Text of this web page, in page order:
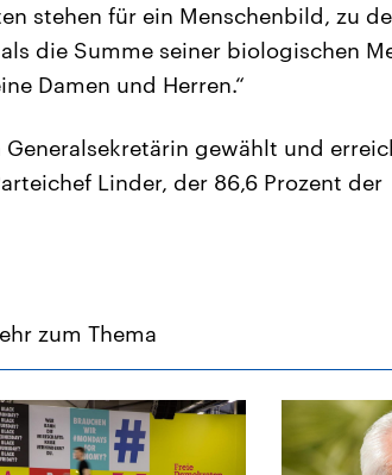
stehen für ein Menschenbild, zu
die Summe seiner biologischen
Damen und Herren.“
gewählt und
Linder, der 86,6 Prozent der
zum Thema